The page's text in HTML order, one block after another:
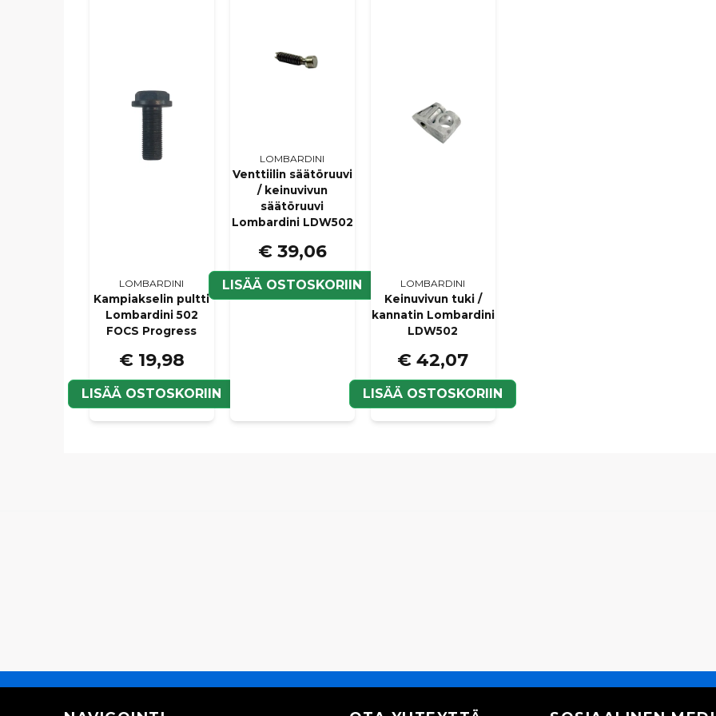
LOMBARDINI
Kampiakselin pultti
Lombardini 502
FOCS Progress
€ 19,98
LISÄÄ OSTOSKORIIN
LOMBARDINI
Venttiilin säätöruuvi
/ keinuvivun
säätöruuvi
Lombardini LDW502
€ 39,06
LISÄÄ OSTOSKORIIN LOMBARDINI
Keinuvivun tuki /
kannatin Lombardini
LDW502
€ 42,07
LISÄÄ OSTOSKORIIN